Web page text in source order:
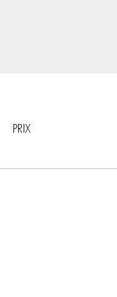
PRIX